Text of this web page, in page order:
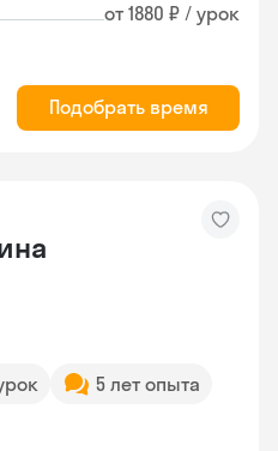
от 1880 ₽ / урок
Подобрать время
5 лет опыта